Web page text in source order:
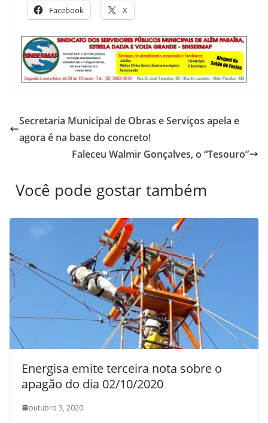
Facebook X
Secretaria Municipal de Obras e Serviços apela e
agora é na base do concreto!
Faleceu Walmir Gonçalves, o “Tesouro”
Você pode gostar também
Energisa emite terceira nota sobre o
apagão do dia 02/10/2020
outubro 3, 2020